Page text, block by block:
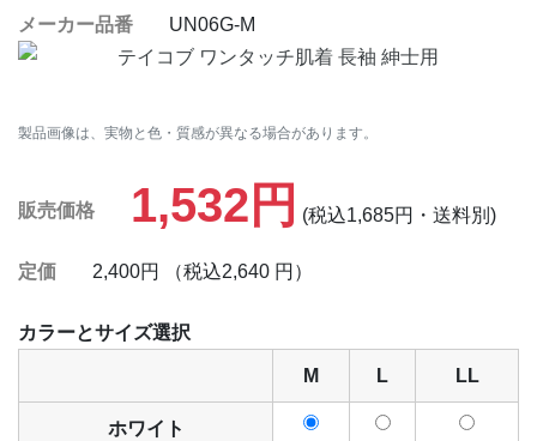
メーカー品番 UN06G-M
製品画像は、実物と色・質感が異なる場合があります。
販売価格 1,532円 (税込1,685円・送料別)
定価 2,400円 （税込2,640 円）
カラーとサイズ選択
M L LL
ホワイト